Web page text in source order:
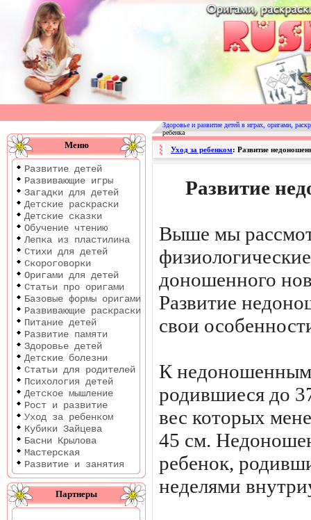
Оригами
|
Раскраски
Развитие
детей
Меню
Развитие детей
Развивающие игры
Загадки для детей
Детские раскраски
Детские сказки
Обучение чтению
Лепка из пластилина
Стихи для детей
Скороговорки
Оригами для детей
Статьи про оригами
Базовые формы оригами
Развивающие раскраски
Питание детей
Развитие памяти
Здоровье детей
Детские болезни
Статьи для родителей
Психология детей
Детское мышление
Рост и развитие
Уход за ребенком
Кубики Зайцева
Басни Крылова
Мастерская
Развитие и занятия
Партнеры
Здоровье и развитие детей в играх, оригами,
ребенка
Уход за ребенком: Развитие
Развитие
Выше мы
доношенного
Развитие
свои
К недоношенным
родившиеся до
вес которых
45 см.
ребенок,
неделями